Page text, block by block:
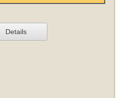
Details